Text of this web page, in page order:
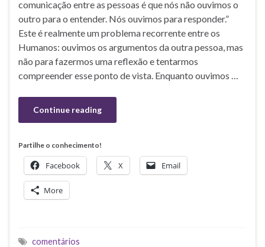
comunicação entre as pessoas é que nós não ouvimos o
outro para o entender. Nós ouvimos para responder.”
Este é realmente um problema recorrente entre os
Humanos: ouvimos os argumentos da outra pessoa, mas
não para fazermos uma reflexão e tentarmos
compreender esse ponto de vista. Enquanto ouvimos …
Continue reading
Partilhe o conhecimento!
Facebook X Email
More
comentários